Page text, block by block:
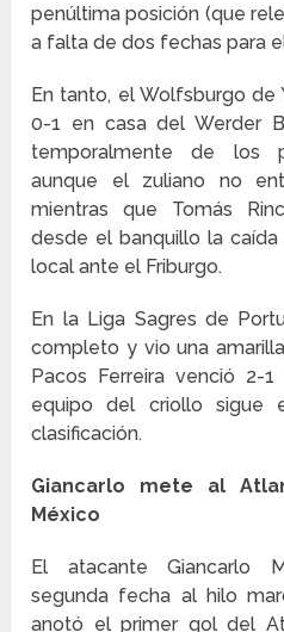
penúltima posición (que
a falta de dos fechas para
En tanto, el Wolfsburgo de
0-1 en casa del Werder
temporalmente de los
aunque el zuliano no
mientras que Tomás
desde el banquillo la
local ante el Friburgo.
En la Liga Sagres de
completo y vio una
Pacos Ferreira venció 2-1
equipo del criollo
clasificación.
Giancarlo mete al
México
El atacante Giancarlo
segunda fecha al hilo
anotó el primer gol del